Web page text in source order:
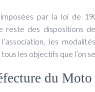
par la loi de
reste des dispositions
les
les objectifs que l’on
du